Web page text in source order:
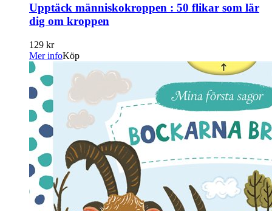
Upptäck människokroppen : 50 flikar som lär
dig om kroppen
129 kr
Mer infoKöp